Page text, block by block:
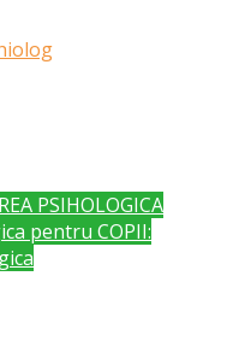
PSIHOLOGICA
pentru COPII: